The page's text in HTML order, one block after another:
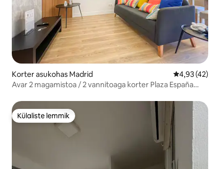
Korter asukohas Madrid Keskmine
4,93 (42)
Avar 2 magamistoa / 2 vannitoaga korter Plaza España
Külaliste lemmik
Külaliste lemmik